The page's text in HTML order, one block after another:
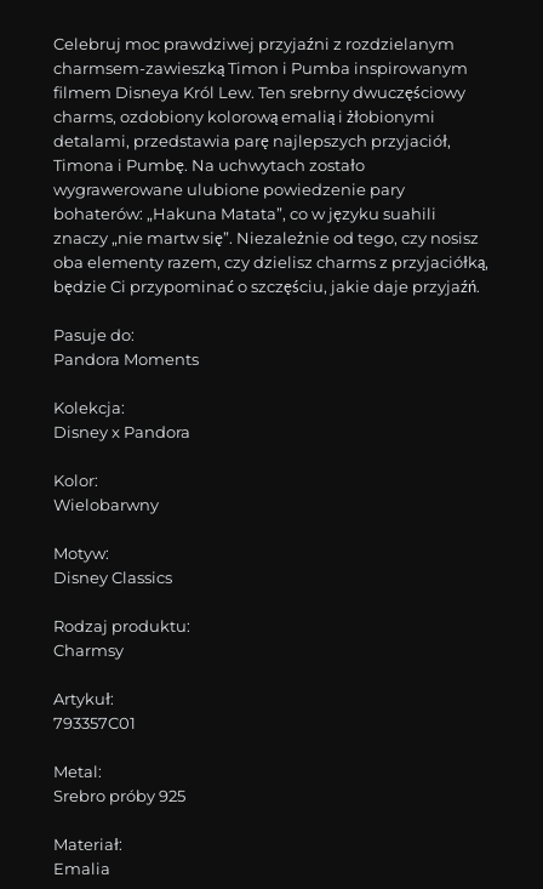
Celebruj moc prawdziwej przyjaźni z rozdzielanym
charmsem-zawieszką Timon i Pumba inspirowanym
filmem Disneya Król Lew. Ten srebrny dwuczęściowy
charms, ozdobiony kolorową emalią i żłobionymi
detalami, przedstawia parę najlepszych przyjaciół,
Timona i Pumbę. Na uchwytach zostało
wygrawerowane ulubione powiedzenie pary
bohaterów: „Hakuna Matata”, co w języku suahili
znaczy „nie martw się”. Niezależnie od tego, czy nosisz
oba elementy razem, czy dzielisz charms z przyjaciółką,
będzie Ci przypominać o szczęściu, jakie daje przyjaźń.
Pasuje do:
Pandora Moments
Kolekcja:
Disney x Pandora
Kolor:
Wielobarwny
Motyw:
Disney Classics
Rodzaj produktu:
Charmsy
Artykuł:
793357C01
Metal:
Srebro próby 925
Materiał:
Emalia